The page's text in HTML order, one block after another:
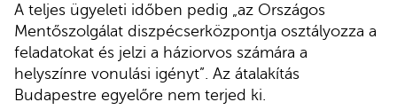
A teljes ügyeleti időben pedig „az Országos
Mentőszolgálat diszpécserközpontja osztályozza a
feladatokat és jelzi a háziorvos számára a
helyszínre vonulási igényt”. Az átalakítás
Budapestre egyelőre nem terjed ki.